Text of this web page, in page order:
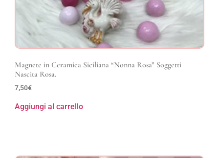
Magnete in Ceramica Siciliana “Nonna Rosa” Soggetti
Nascita Rosa.
7,50€
Aggiungi al carrello